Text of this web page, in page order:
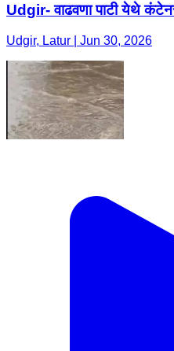
Udgir- वाढवणा पाटी येथे
Udgir, Latur | Jun 30, 2026